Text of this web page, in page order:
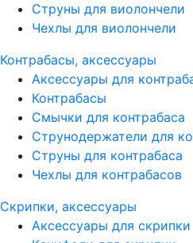
Струны для виолончели
Чехлы для виолончели
Контрабасы, аксессуары
Аксессуары для
Контрабасы
Смычки для контрабаса
Струнодержатели для
Струны для контрабаса
Чехлы для контрабасов
Скрипки, аксессуары
Аксессуары для скрипки